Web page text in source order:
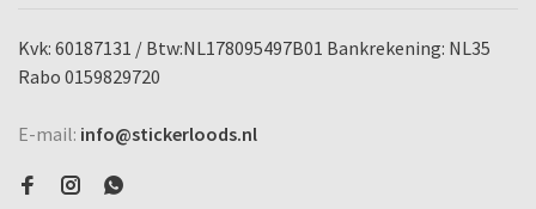
Kvk: 60187131 / Btw:NL178095497B01 Bankrekening: NL35
Rabo 0159829720
E-mail: info@stickerloods.nl